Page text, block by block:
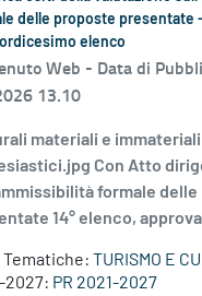
delle proposte presentate
elenco
Web - Data di
13.10
materiali e immateriali
Con Atto
formale
14° elenco,
Tematiche: TURISMO E
2027: PR 2021-2027